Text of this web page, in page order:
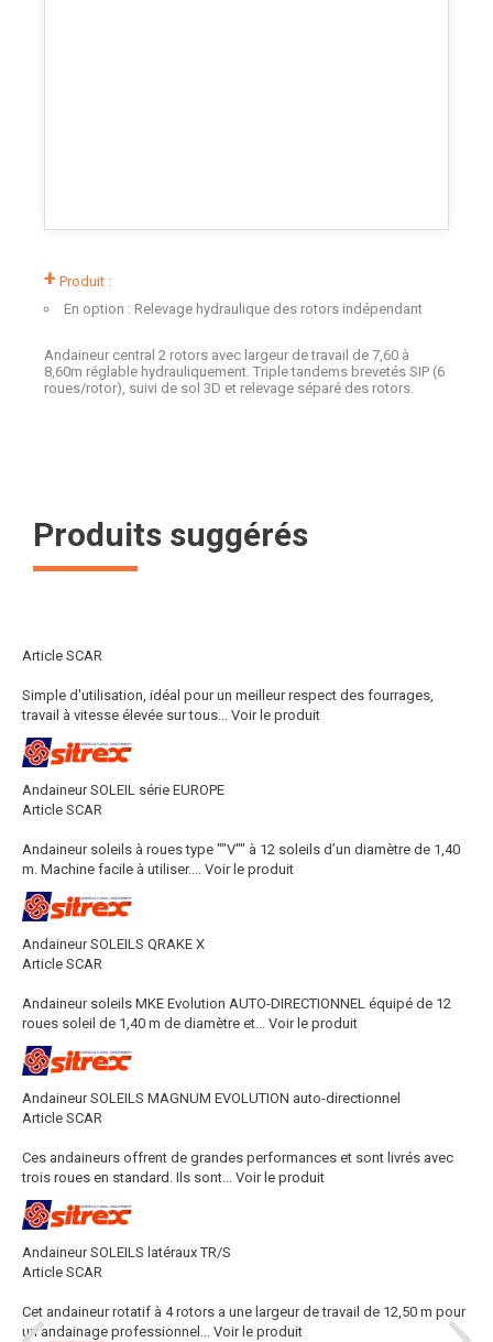
+ Produit :
En option : Relevage hydraulique des rotors indépendant
Andaineur central 2 rotors avec largeur de travail de 7,60 à
8,60m réglable hydrauliquement. Triple tandems brevetés SIP (6
roues/rotor), suivi de sol 3D et relevage séparé des rotors.
Produits suggérés
Article SCAR
Simple d'utilisation, idéal pour un meilleur respect des fourrages,
travail à vitesse élevée sur tous... Voir le produit
Andaineur SOLEIL série EUROPE
Article SCAR
Andaineur soleils à roues type ""V"" à 12 soleils d’un diamètre de 1,40
m. Machine facile à utiliser.... Voir le produit
Andaineur SOLEILS QRAKE X
Article SCAR
Andaineur soleils MKE Evolution AUTO-DIRECTIONNEL équipé de 12
roues soleil de 1,40 m de diamètre et... Voir le produit
Andaineur SOLEILS MAGNUM EVOLUTION auto-directionnel
Article SCAR
Ces andaineurs offrent de grandes performances et sont livrés avec
trois roues en standard. Ils sont... Voir le produit
Andaineur SOLEILS latéraux TR/S
Article SCAR
Cet andaineur rotatif à 4 rotors a une largeur de travail de 12,50 m pour
un andainage professionnel... Voir le produit